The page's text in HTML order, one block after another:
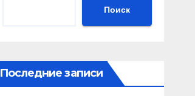
Поиск
Последние записи